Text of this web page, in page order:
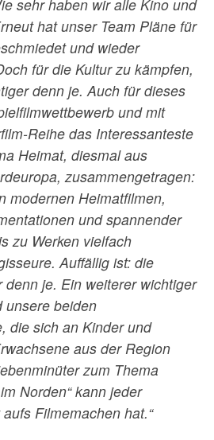
sehr haben wir alle Kino und
hat unser Team Pläne für
und wieder
für die Kultur zu kämpfen,
denn je. Auch für dieses
und mit
Reihe das Interessanteste
Heimat, diesmal aus
zusammengetragen:
modernen Heimatfilmen,
und spannender
zu Werken vielfach
Auffällig ist: die
denn je. Ein weiterer wichtiger
unsere beiden
die sich an Kinder und
aus der Region
zum Thema
Norden“ kann jeder
Filmemachen hat.“